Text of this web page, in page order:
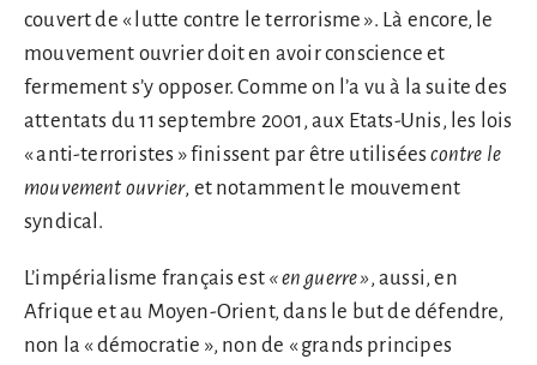
couvert de « lutte contre le terrorisme ». Là encore, le
mouvement ouvrier doit en avoir conscience et
fermement s’y opposer. Comme on l’a vu à la suite des
attentats du 11 septembre 2001, aux Etats-Unis, les lois
« anti-terroristes » finissent par être utiliséescontre le
mouvement ouvrier, et notamment le mouvement
syndical.
L’impérialisme français est « en guerre », aussi, en
Afrique et au Moyen-Orient, dans le but de défendre,
non la « démocratie », non de « grands principes